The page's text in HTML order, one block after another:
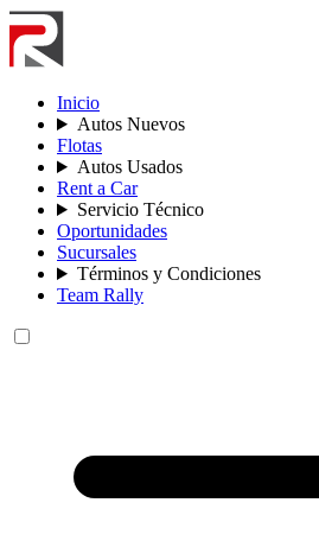
Inicio
Autos Nuevos
Flotas
Autos Usados
Rent a Car
Servicio Técnico
Oportunidades
Sucursales
Términos y Condiciones
Team Rally